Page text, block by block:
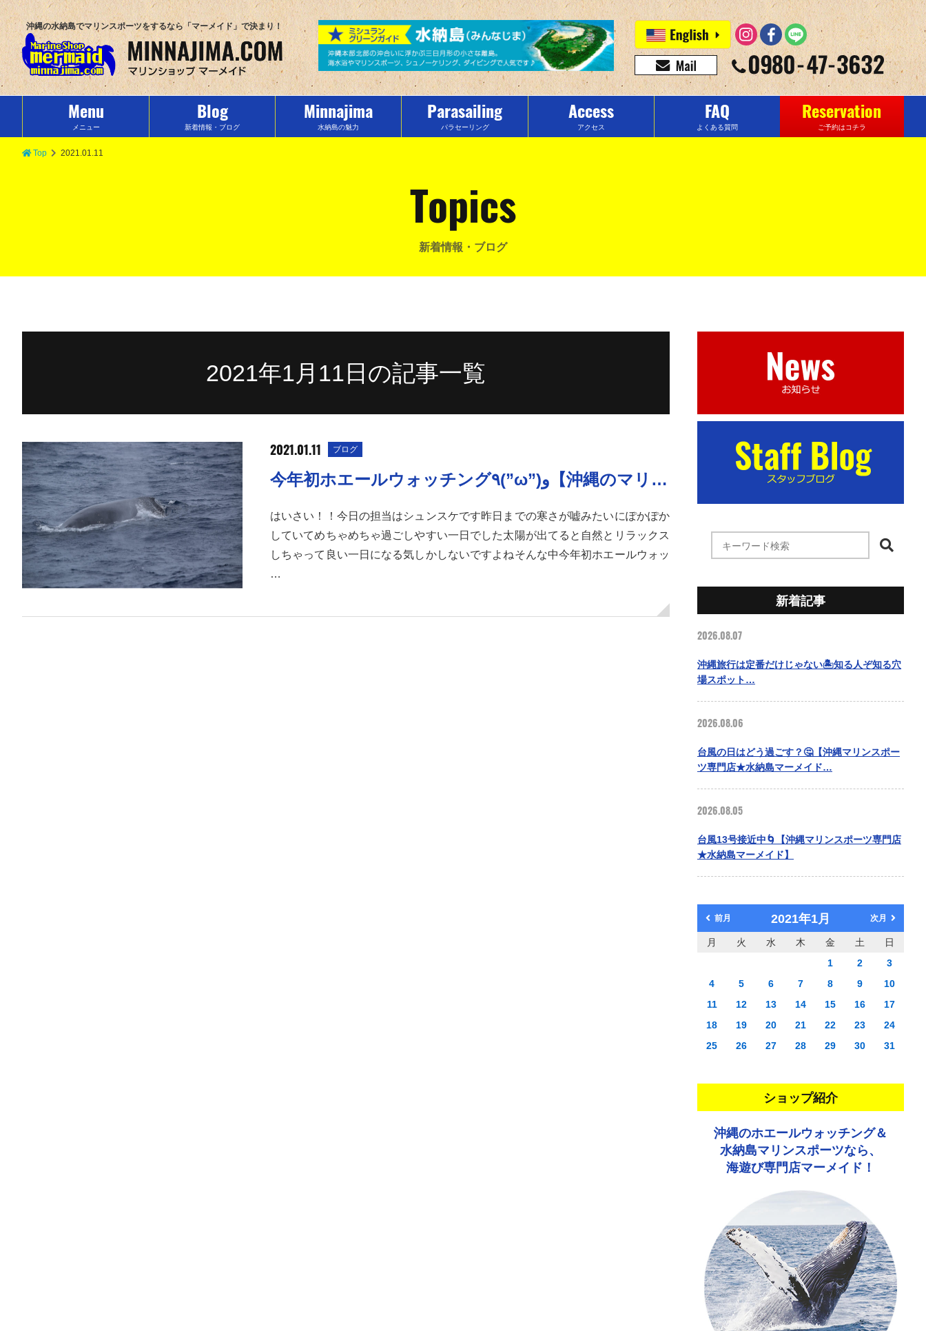
沖縄の水納島でマリンスポーツをするなら「マーメイド」で決まり！
Menu
メニュー
Blog
新着情報・ブログ
Minnajima
水納島の魅力
Parasailing
パラセーリング
Access
アクセス
FAQ
よくある質問
Reservation
ご予約はコチラ
Top 2021.01.11
Topics
新着情報・ブログ
2021年1月11日の記事一覧
2021.01.11 ブログ
今年初ホエールウォッチング٩(”ω”)و【沖縄のマリ…
はいさい！！今日の担当はシュンスケです昨日までの寒さが嘘みたいにぽかぽか
していてめちゃめちゃ過ごしやすい一日でした太陽が出てると自然とリラックス
しちゃって良い一日になる気しかしないですよねそんな中今年初ホエールウォッ
…
新着記事
2026.08.07
沖縄旅行は定番だけじゃない🏝️知る人ぞ知る穴
場スポット…
2026.08.06
台風の日はどう過ごす？🤔【沖縄マリンスポー
ツ専門店★水納島マーメイド…
2026.08.05
台風13号接近中🌀【沖縄マリンスポーツ専門店
★水納島マーメイド】
前月 2021年1月 次月
月 火 水 木 金 土
日
1
2
3
4
5 6 7 8 9
10
11
12 13 14 15 16
17
18
19 20 21 22 23
24
25
26 27 28 29 30 31
ショップ紹介
沖縄のホエールウォッチング＆
水納島マリンスポーツなら、
海遊び専門店マーメイド！